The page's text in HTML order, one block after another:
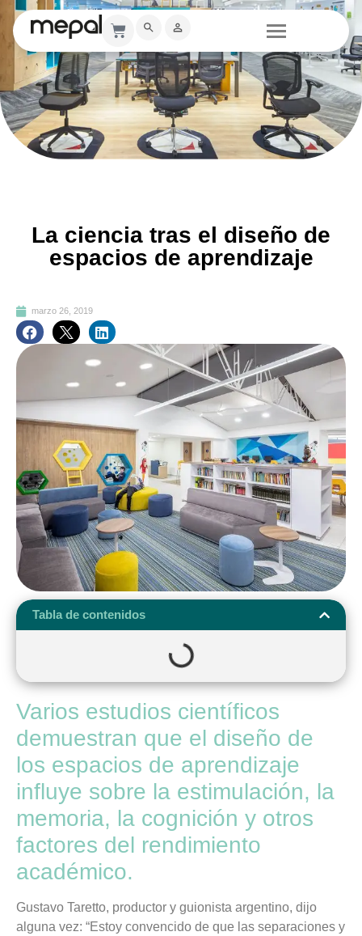
La ciencia tras el diseño de
espacios de aprendizaje
marzo 26, 2019
Tabla de contenidos
Varios estudios científicos
demuestran que el diseño de
los espacios de aprendizaje
influye sobre la estimulación, la
memoria, la cognición y otros
factores del rendimiento
académico.
Gustavo Taretto, productor y guionista argentino, dijo
alguna vez: “Estoy convencido de que las separaciones y